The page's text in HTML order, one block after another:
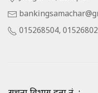
015268504,